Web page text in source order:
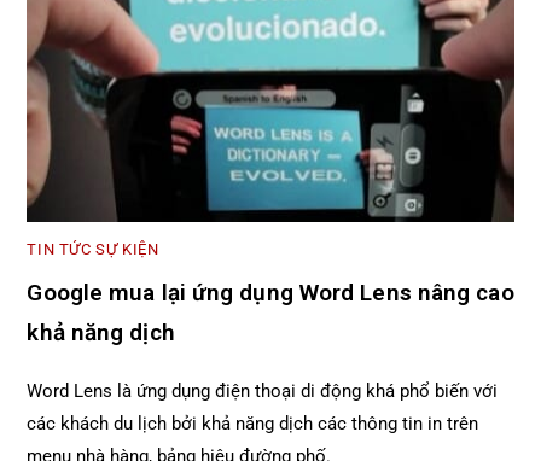
TIN TỨC SỰ KIỆN
Google mua lại ứng dụng Word Lens nâng cao
khả năng dịch
Word Lens là ứng dụng điện thoại di động khá phổ biến với
các khách du lịch bởi khả năng dịch các thông tin in trên